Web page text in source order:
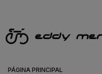
PÁGINA PRINCIPAL